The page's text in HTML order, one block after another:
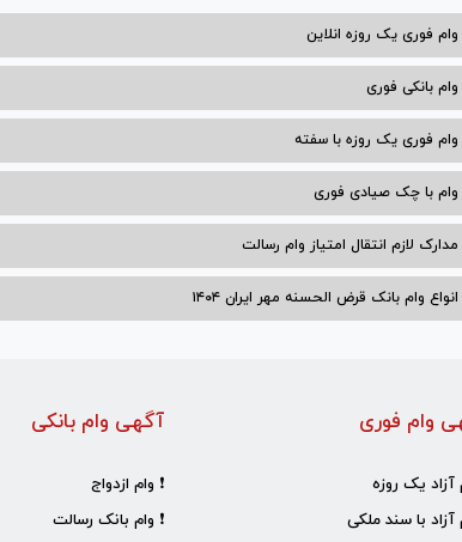
وام فوری یک روزه انلاین
وام بانکی فوری
وام فوری یک روزه با سفته
وام با‌ چک صیادی‌ فوری
مدارک لازم انتقال امتیاز وام رسالت
انواع وام بانک قرض الحسنه مهر ایران ۱۴۰۴
آگهی وام بانکی
❗ وام ازدواج
❗ وام بانک رسالت
وام فوری
آزاد یک روزه
آزاد با سند ملکی